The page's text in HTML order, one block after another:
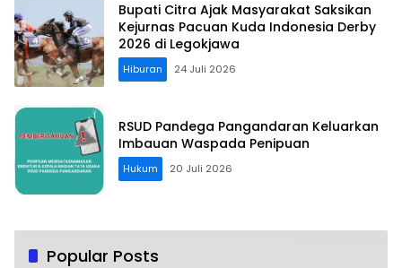
Bupati Citra Ajak Masyarakat Saksikan
Kejurnas Pacuan Kuda Indonesia Derby
2026 di Legokjawa
Hiburan 24 Juli 2026
RSUD Pandega Pangandaran Keluarkan
Imbauan Waspada Penipuan
Hukum 20 Juli 2026
Popular Posts